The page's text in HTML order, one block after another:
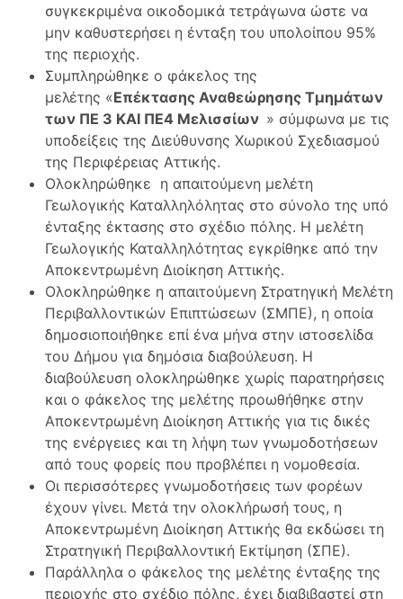
συγκεκριμένα οικοδομικά τετράγωνα ώστε να
μην καθυστερήσει η ένταξη του υπολοίπου 95%
της περιοχής.
Συμπληρώθηκε ο φάκελος της
μελέτης «Επέκτασης Αναθεώρησης Τμημάτων
των ΠΕ 3 ΚΑΙ ΠΕ4 Μελισσίων » σύμφωνα με τις
υποδείξεις της Διεύθυνσης Χωρικού Σχεδιασμού
της Περιφέρειας Αττικής.
Ολοκληρώθηκε η απαιτούμενη μελέτη
Γεωλογικής Καταλληλόλητας στο σύνολο της υπό
ένταξης έκτασης στο σχέδιο πόλης. Η μελέτη
Γεωλογικής Καταλληλότητας εγκρίθηκε από την
Αποκεντρωμένη Διοίκηση Αττικής.
Ολοκληρώθηκε η απαιτούμενη Στρατηγική Μελέτη
Περιβαλλοντικών Επιπτώσεων (ΣΜΠΕ), η οποία
δημοσιοποιήθηκε επί ένα μήνα στην ιστοσελίδα
του Δήμου για δημόσια διαβούλευση. Η
διαβούλευση ολοκληρώθηκε χωρίς παρατηρήσεις
και ο φάκελος της μελέτης προωθήθηκε στην
Αποκεντρωμένη Διοίκηση Αττικής για τις δικές
της ενέργειες και τη λήψη των γνωμοδοτήσεων
από τους φορείς που προβλέπει η νομοθεσία.
Οι περισσότερες γνωμοδοτήσεις των φορέων
έχουν γίνει. Μετά την ολοκλήρωσή τους, η
Αποκεντρωμένη Διοίκηση Αττικής θα εκδώσει τη
Στρατηγική Περιβαλλοντική Εκτίμηση (ΣΠΕ).
Παράλληλα ο φάκελος της μελέτης ένταξης της
περιοχής στο σχέδιο πόλης, έχει διαβιβαστεί στη